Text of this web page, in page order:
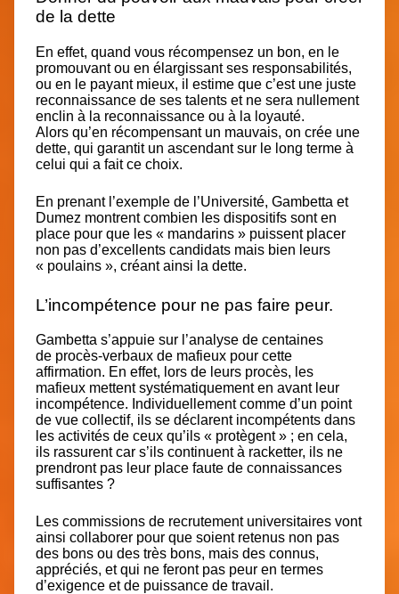
de la dette
En effet, quand vous récompensez un bon, en le
promouvant ou en élargissant ses responsabilités,
ou en le payant mieux, il estime que c’est une juste
reconnaissance de ses talents et ne sera nullement
enclin à la reconnaissance ou à la loyauté.
Alors qu’en récompensant un mauvais, on crée une
dette, qui garantit un ascendant sur le long terme à
celui qui a fait ce choix.
En prenant l’exemple de l’Université, Gambetta et
Dumez montrent combien les dispositifs sont en
place pour que les « mandarins » puissent placer
non pas d’excellents candidats mais bien leurs
« poulains », créant ainsi la dette.
L’incompétence pour ne pas faire peur.
Gambetta s’appuie sur l’analyse de centaines
de procès-verbaux de mafieux pour cette
affirmation. En effet, lors de leurs procès, les
mafieux mettent systématiquement en avant leur
incompétence. Individuellement comme d’un point
de vue collectif, ils se déclarent incompétents dans
les activités de ceux qu’ils « protègent » ; en cela,
ils rassurent car s’ils continuent à racketter, ils ne
prendront pas leur place faute de connaissances
suffisantes ?
Les commissions de recrutement universitaires vont
ainsi collaborer pour que soient retenus non pas
des bons ou des très bons, mais des connus,
appréciés, etqui ne feront pas peur en termes
d’exigence et de puissance de travail.